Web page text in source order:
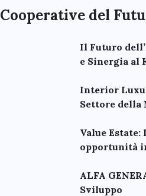
Cooperative del
Il Futuro
e Sinergia al
Interior
Settore della
Value
opportunità
ALFA
Sviluppo